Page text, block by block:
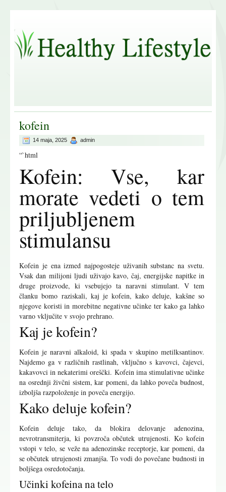
kofein
14 maja, 2025 admin
“`html
Kofein: Vse, kar
morate vedeti o tem
priljubljenem
stimulansu
Kofein je ena izmed najpogosteje uživanih substanc na svetu.
Vsak dan milijoni ljudi uživajo kavo, čaj, energijske napitke in
druge proizvode, ki vsebujejo ta naravni stimulant. V tem
članku bomo raziskali, kaj je kofein, kako deluje, kakšne so
njegove koristi in morebitne negativne učinke ter kako ga lahko
varno vključite v svojo prehrano.
Kaj je kofein?
Kofein je naravni alkaloid, ki spada v skupino metilksantinov.
Najdemo ga v različnih rastlinah, vključno s kavovci, čajevci,
kakavovci in nekaterimi oreščki. Kofein ima stimulativne učinke
na osrednji živčni sistem, kar pomeni, da lahko poveča budnost,
izboljša razpoloženje in poveča energijo.
Kako deluje kofein?
Kofein deluje tako, da blokira delovanje adenozina,
nevrotransmiterja, ki povzroča občutek utrujenosti. Ko kofein
vstopi v telo, se veže na adenozinske receptorje, kar pomeni, da
se občutek utrujenosti zmanjša. To vodi do povečane budnosti in
boljšega osredotočanja.
Učinki kofeina na telo